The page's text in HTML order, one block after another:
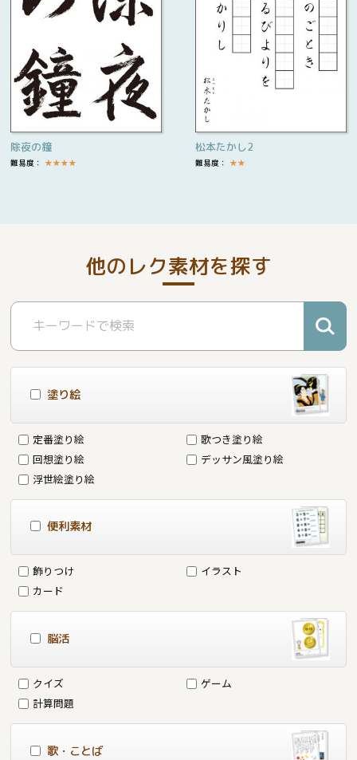
除夜の鐘
難易度： ★★★★
松本たかし2
難易度： ★★
他のレク素材を探す
塗り絵
定番塗り絵
歌つき塗り絵
回想塗り絵
デッサン風塗り絵
浮世絵塗り絵
便利素材
飾りつけ
イラスト
カード
脳活
クイズ
ゲーム
計算問題
歌・ことば